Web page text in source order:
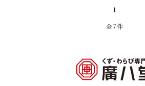
1
全7件